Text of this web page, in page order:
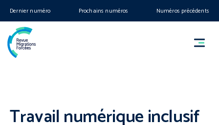
Dernier numéro Prochains numéros Numéros précédents
Travail numérique inclusif